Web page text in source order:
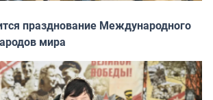
празднование Международного
мира